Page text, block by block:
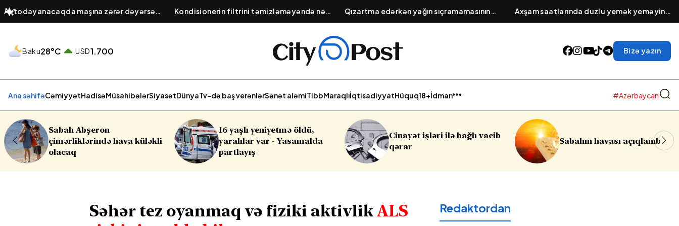
Avtodayanacaqda maşına zərər dəyərsə
cavabdeh kimdir? – Obyekt sahibinin
Kondisionerin filtrini təmizləməyəndə nə
baş verir? – Elektrik sərfiyyatının artması və
Qızartma edərkən yağın sıçramamasının
yolu: Tavaya atılacaq 1 çimdik maddə
Axşam saatlarında duzlu yemək yeməyin
fəsadı: Səhər üzün və gözlərin şişməsinin
Baku28°C USD1.700 Bizə yazın
Ana səhifəCəmiyyətHadisəMüsahibələrSiyasətDünyaTv-də baş verənlərSənət aləmiTibbMaraqlıİqtisadiyyatHüquq18+İdman #Azərbaycan
16 yaşlı yeniyetmə öldü,
yaralılar var - Yasamalda
Cinayət işləri ilə bağlı vacib
qərar
Sabahın havası açıqlanıb
Sumqayıtda
soyğunçuluq edilib
Səhər tez oyanmaq və fiziki aktivlikALS
Redaktordan